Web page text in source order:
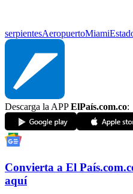
serpientesAeropuertoMiami
Descarga la APPElPaís.com.co:
Convierta a El País
aquí